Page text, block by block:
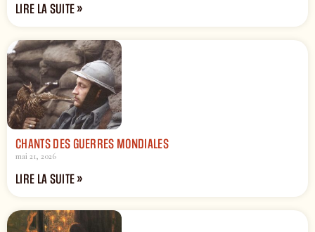
LIRE LA SUITE »
CHANTS DES GUERRES MONDIALES
mai 21, 2026
LIRE LA SUITE »